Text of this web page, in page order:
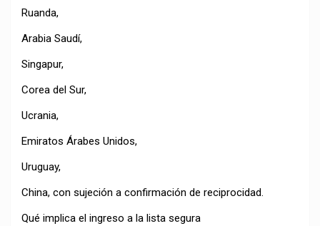
Ruanda,
Arabia Saudí,
Singapur,
Corea del Sur,
Ucrania,
Emiratos Árabes Unidos,
Uruguay,
China, con sujeción a confirmación de reciprocidad.
Qué implica el ingreso a la lista segura